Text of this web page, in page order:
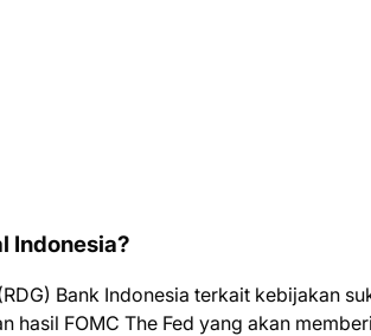
Indonesia?
Bank Indonesia terkait kebijakan
hasil FOMC The Fed yang akan